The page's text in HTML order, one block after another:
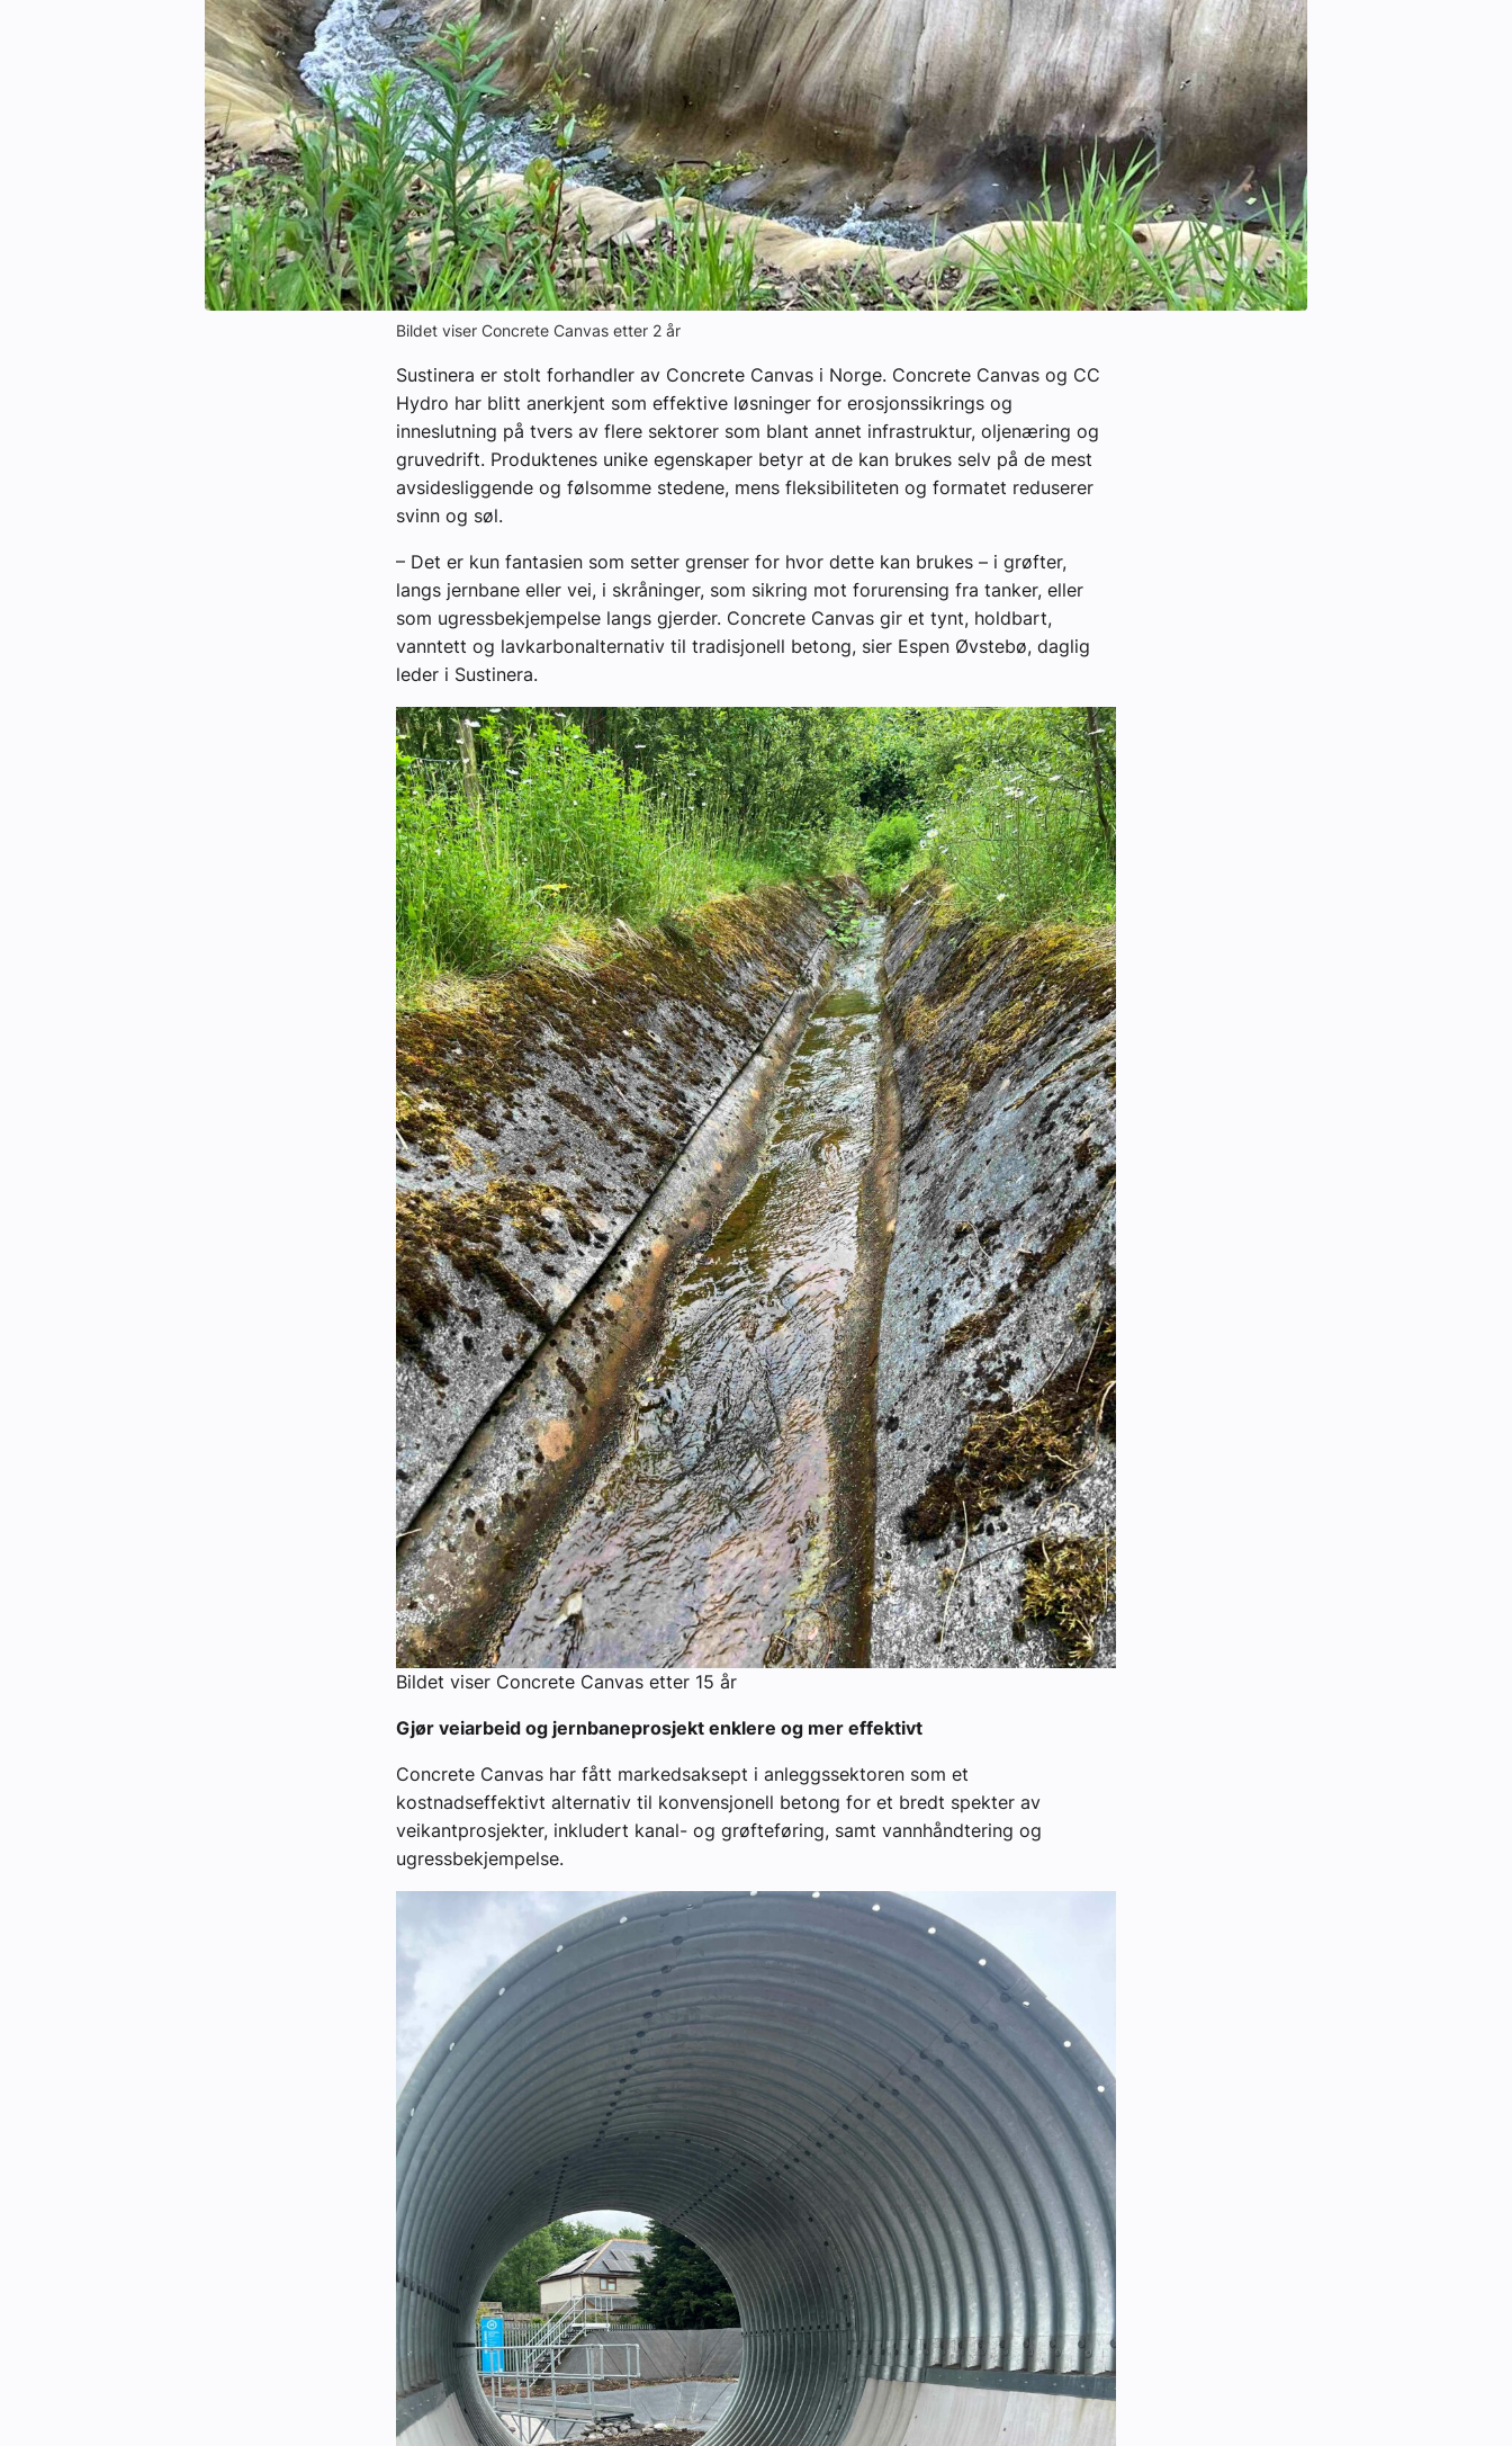
Bildet viser Concrete Canvas etter 2 år
Sustinera er stolt forhandler av Concrete Canvas i Norge. Concrete Canvas og CC
Hydro har blitt anerkjent som effektive løsninger for erosjonssikrings og
inneslutning på tvers av flere sektorer som blant annet infrastruktur, oljenæring og
gruvedrift. Produktenes unike egenskaper betyr at de kan brukes selv på de mest
avsidesliggende og følsomme stedene, mens fleksibiliteten og formatet reduserer
svinn og søl.
– Det er kun fantasien som setter grenser for hvor dette kan brukes – i grøfter,
langs jernbane eller vei, i skråninger, som sikring mot forurensing fra tanker, eller
som ugressbekjempelse langs gjerder. Concrete Canvas gir et tynt, holdbart,
vanntett og lavkarbonalternativ til tradisjonell betong, sier Espen Øvstebø, daglig
leder i Sustinera.
Bildet viser Concrete Canvas etter 15 år
Gjør veiarbeid og jernbaneprosjekt enklere og mer effektivt
Concrete Canvas har fått markedsaksept i anleggssektoren som et
kostnadseffektivt alternativ til konvensjonell betong for et bredt spekter av
veikantprosjekter, inkludert kanal- og grøfteføring, samt vannhåndtering og
ugressbekjempelse.